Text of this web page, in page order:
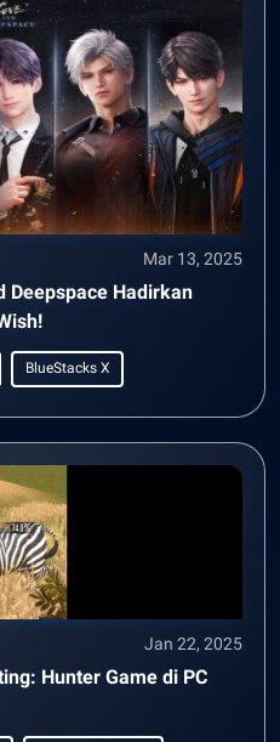
Mar 13, 2025
Deepspace Hadirkan
BlueStacks X
Jan 22, 2025
Hunter Game di PC